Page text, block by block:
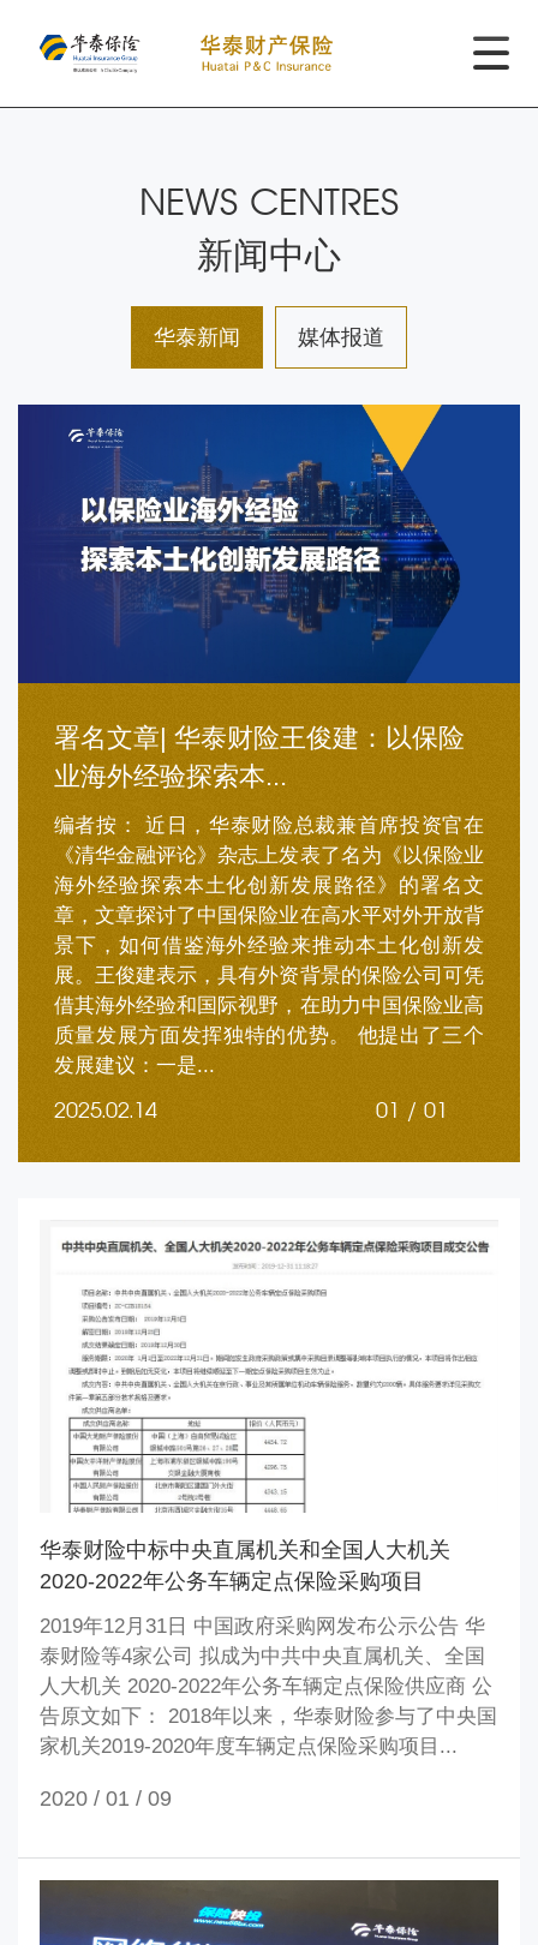
NEWS CENTRES
新闻中心
华泰新闻 媒体报道
署名文章| 华泰财险王俊建：以保险
业海外经验探索本...
编者按： 近日，华泰财险总裁兼首席投资官在
《清华金融评论》杂志上发表了名为《以保险业
海外经验探索本土化创新发展路径》的署名文
章，文章探讨了中国保险业在高水平对外开放背
景下，如何借鉴海外经验来推动本土化创新发
展。王俊建表示，具有外资背景的保险公司可凭
借其海外经验和国际视野，在助力中国保险业高
质量发展方面发挥独特的优势。 他提出了三个
发展建议：一是...
2025.02.14 01 / 01
华泰财险中标中央直属机关和全国人大机关
2020-2022年公务车辆定点保险采购项目
2019年12月31日 中国政府采购网发布公示公告 华
泰财险等4家公司 拟成为中共中央直属机关、全国
人大机关 2020-2022年公务车辆定点保险供应商 公
告原文如下： 2018年以来，华泰财险参与了中央国
家机关2019-2020年度车辆定点保险采购项目...
2020 / 01 / 09